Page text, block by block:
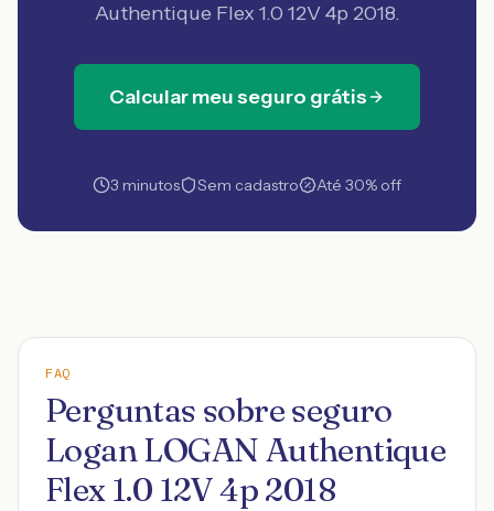
Authentique Flex 1.0 12V 4p 2018.
Calcular meu seguro grátis
3 minutos Sem cadastro Até 30% off
FAQ
Perguntas sobre seguro
Logan LOGAN Authentique
Flex 1.0 12V 4p 2018